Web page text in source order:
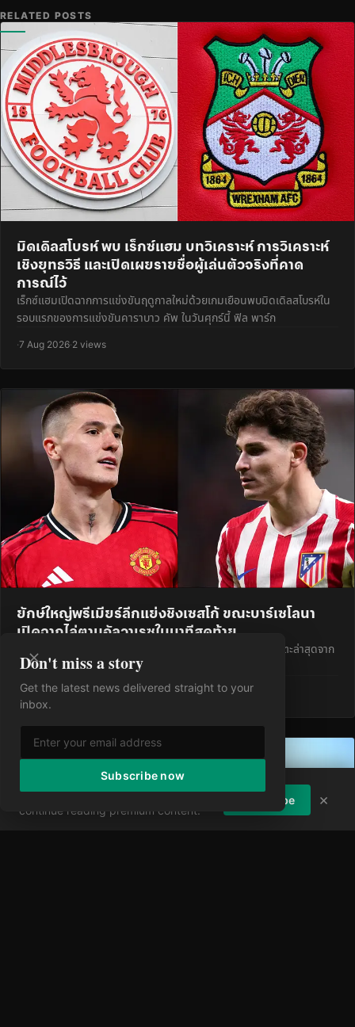
RELATED POSTS
มิดเดิลสโบรห์ พบ เร็กซ์แฮม บทวิเคราะห์ การวิเคราะห์
เชิงยุทธวิธี และเปิดเผยรายชื่อผู้เล่นตัวจริงที่คาด
การณ์ไว้
เร็กซ์แฮมเปิดฉากการแข่งขันฤดูกาลใหม่ด้วยเกมเยือนพบมิดเดิลสโบรห์ใน
รอบแรกของการแข่งขันคาราบาว คัพ ในวันศุกร์นี้ ฟิล พาร์ก
·7 Aug 2026·2 views
ยักษ์ใหญ่พรีเมียร์ลีกแย่งชิงเซสโก้ ขณะบาร์เซโลนา
เปิดฉากไล่ตามอัลวาเรซในนาทีสุดท้าย
Sports Illustrated รวบรวมข่าวลือและกระแสการซื้อขายนักเตะล่าสุดจาก
ทั่วทุกมุมโลก พรีเมียร์ลีก ท็อตแนม ฮ็อตสเปอร์ แสดงคว
7 Aug 2026·3 views
Don't miss a story
Get the latest news delivered straight to your
inbox.
Subscribe now
Enjoying the article?
Subscribe to
continue reading premium content.
Subscribe ×